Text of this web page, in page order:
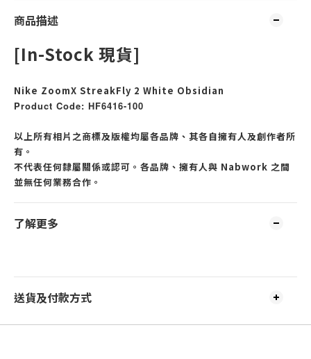
商品描述
[In-Stock 現貨]
Nike ZoomX StreakFly 2 White Obsidian
Product Code: HF6416-100
以上所有相片之商標及版權均屬各品牌、其各自擁有人及創作者所
有。
不代表任何隸屬關係或認可。各品牌、擁有人與 Nabwork 之間
並無任何業務合作。
了解更多
送貨及付款方式